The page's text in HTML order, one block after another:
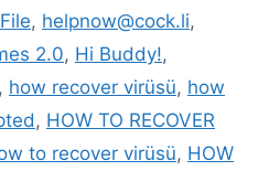
, helpnow@cock.li,
2.0, Hi Buddy!,
, how recover virüsü, how
, HOW TO RECOVER
to recover virüsü, HOW